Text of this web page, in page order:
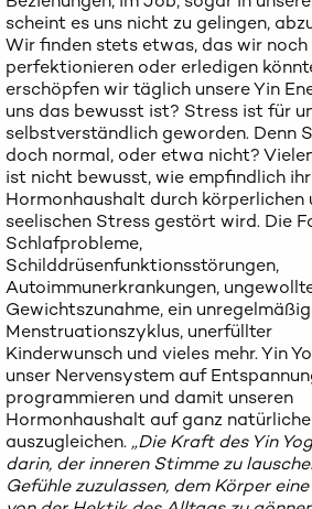
scheint es uns nicht zu gelingen,
Wir finden stets etwas, das wir noch
perfektionieren oder erledigen
erschöpfen wir täglich unsere Yin
uns das bewusst ist? Stress ist für
selbstverständlich geworden. Denn
doch normal, oder etwa nicht?
ist nicht bewusst, wie empfindlich ihr
Hormonhaushalt durch körperlichen
seelischen Stress gestört wird. Die
Schlafprobleme,
Schilddrüsenfunktionsstörungen,
Autoimmunerkrankungen,
Gewichtszunahme, ein
Menstruationszyklus, unerfüllter
Kinderwunsch und vieles mehr. Yin
unser Nervensystem auf
programmieren und damit unseren
Hormonhaushalt auf ganz
auszugleichen. „Die Kraft des Yin
darin, der inneren Stimme zu
Gefühle zuzulassen, dem Körper eine